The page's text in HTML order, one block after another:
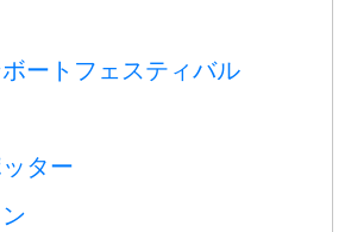
ボートフェスティバル
ター